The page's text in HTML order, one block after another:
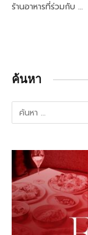
ร้านอาหารที่ร่วมกับ …
ค้นหา